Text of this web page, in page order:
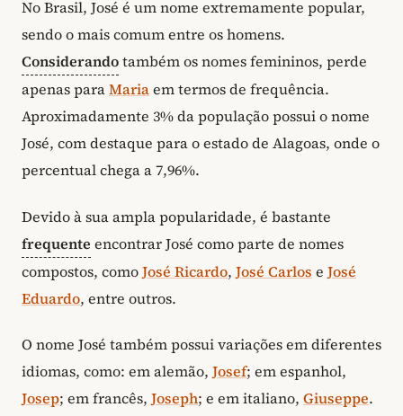
No Brasil, José é um nome extremamente popular,
sendo o mais comum entre os homens.
Considerandotambém os nomes femininos, perde
apenas paraMariaem termos de frequência.
Aproximadamente 3% da população possui o nome
José, com destaque para o estado de Alagoas, onde o
percentual chega a 7,96%.
Devido à sua ampla popularidade, é bastante
frequente encontrar José como parte de nomes
compostos, comoJosé Ricardo, José Carlos e José
Eduardo, entre outros.
O nome José também possui variações em diferentes
idiomas, como: em alemão, Josef; em espanhol,
Josep; em francês, Joseph; e em italiano, Giuseppe.